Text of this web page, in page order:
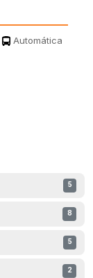
Automática
5
8
5
2